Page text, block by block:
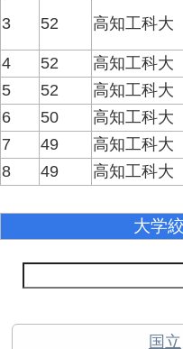
3 52 高知工科大
4 52 高知工科大
5
52 高知工科大
6
50 高知工科大
7
49 高知工科大
8
49 高知工科大
大学
国立